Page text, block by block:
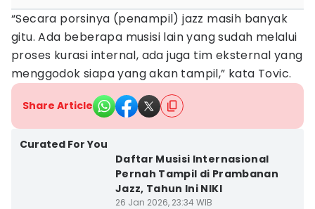
“Secara porsinya (penampil) jazz masih banyak
gitu. Ada beberapa musisi lain yang sudah melalui
proses kurasi internal, ada juga tim eksternal yang
menggodok siapa yang akan tampil,” kata Tovic.
Share Article
Curated For You
Daftar Musisi Internasional
Pernah Tampil di Prambanan
Jazz, Tahun Ini NIKI
26 Jan 2026, 23:34 WIB